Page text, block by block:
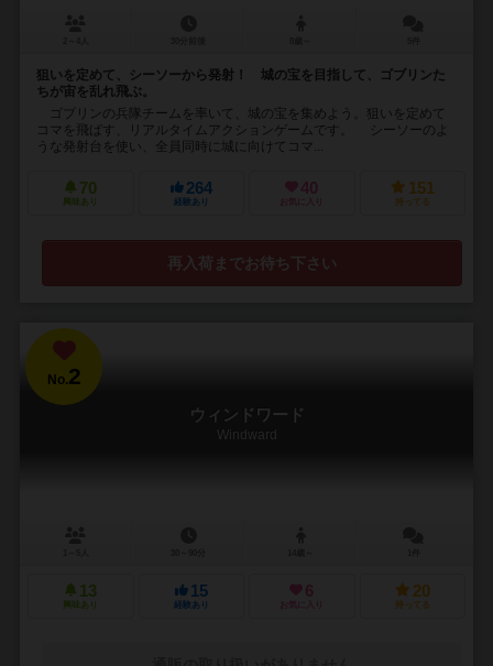
狙いを定めて、シーソーから発射！ 城の宝を目指して、ゴブリンた
ちが宙を乱れ飛ぶ。
ゴブリンの兵隊チームを率いて、城の宝を集めよう。狙いを定めて
コマを飛ばす、リアルタイムアクションゲームです。 シーソーのよ
うな発射台を使い、全員同時に城に向けてコマ...
70
興味あり
264
経験あり
40
お気に入り
151
持ってる
再入荷までお待ち下さい
No.2
ウィンドワード
Windward
13
興味あり
15
経験あり
6
お気に入り
20
持ってる